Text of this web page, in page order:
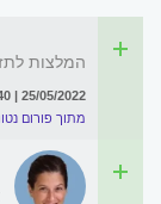
המלצות
25/05/2022 | 12:40 | מאת: IRIT
מתוך פורום